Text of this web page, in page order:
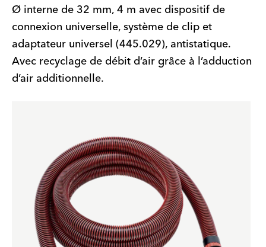
Ø interne de 32 mm, 4 m avec dispositif de
connexion universelle, système de clip et
adaptateur universel (445.029), antistatique.
Avec recyclage de débit d’air grâce à l’adduction
d’air additionnelle.